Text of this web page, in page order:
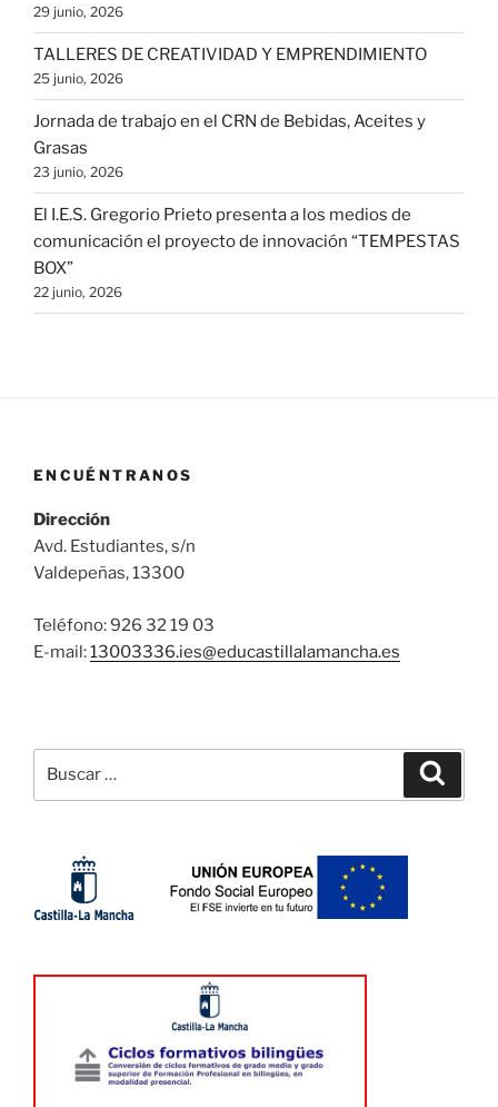
29 junio, 2026
TALLERES DE CREATIVIDAD Y EMPRENDIMIENTO
25 junio, 2026
Jornada de trabajo en el CRN de Bebidas, Aceites y
Grasas
23 junio, 2026
El I.E.S. Gregorio Prieto presenta a los medios de
comunicación el proyecto de innovación “TEMPESTAS
BOX”
22 junio, 2026
ENCUÉNTRANOS
Dirección
Avd. Estudiantes, s/n
Valdepeñas, 13300
Teléfono: 926 32 19 03
E-mail:13003336.ies@educastillalamancha.es
por: